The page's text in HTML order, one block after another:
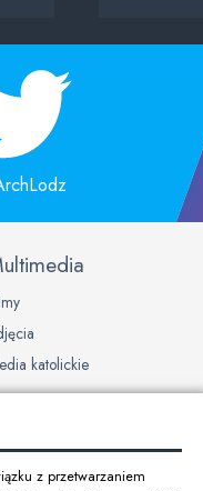
katolickie
z przetwarzaniem